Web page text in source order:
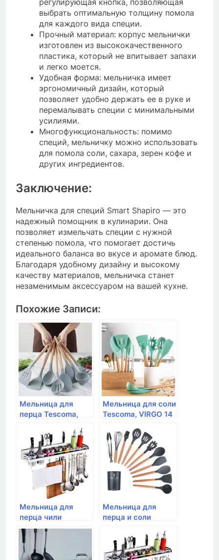
выбрать оптимальную толщину помола
для каждого вида специи.
Прочный материал: корпус мельнички
изготовлен из высококачественного
пластика, который не впитывает запахи
и легко моется.
Удобная форма: мельничка имеет
эргономичный дизайн, который
позволяет удобно держать ее в руке и
перемалывать специи с минимальными
усилиями.
Многофункциональность: помимо
специй, мельничку можно использовать
для помола соли, сахара, зерен кофе и
других ингредиентов.
Заключение:
Мельничка для специй Smart Shapiro — это
надежный помощник в кулинарии. Она
позволяет измельчать специи с нужной
степенью помола, что помогает достичь
идеального баланса во вкусе и аромате блюд.
Благодаря удобному дизайну и высокому
качеству материалов, мельничка станет
незаменимым аксессуаром на вашей кухне.
Похожие Записи:
Мельница для
перца Tescoma,
Мельница для соли
Tescoma, VIRGO 14
Мельница для
перца чили
Tescoma, VIRGO 16
см
Мельница для
перца и соли
1, 22 см